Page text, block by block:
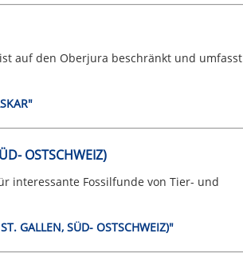
auf den Oberjura beschränkt und umfasst
OSTSCHWEIZ)
interessante Fossilfunde von Tier- und
GALLEN, SÜD- OSTSCHWEIZ)"